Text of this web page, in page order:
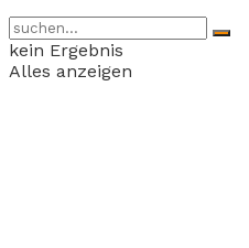
kein Ergebnis
Alles anzeigen